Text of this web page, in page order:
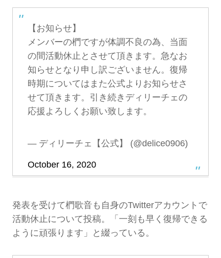
【お知らせ】
メンバーの椚ですが体調不良の為、当面
の間活動休止とさせて頂きます。急なお
知らせとなり申し訳ございません。復帰
時期についてはまた公式よりお知らせさ
せて頂きます。引き続きディリーチェの
応援よろしくお願い致します。
— ディリーチェ【公式】 (@delice0906)
October 16, 2020
発表を受けて椚歌音も自身のTwitterアカウントで
活動休止について投稿。「一刻も早く復帰できる
ように頑張ります」と綴っている。